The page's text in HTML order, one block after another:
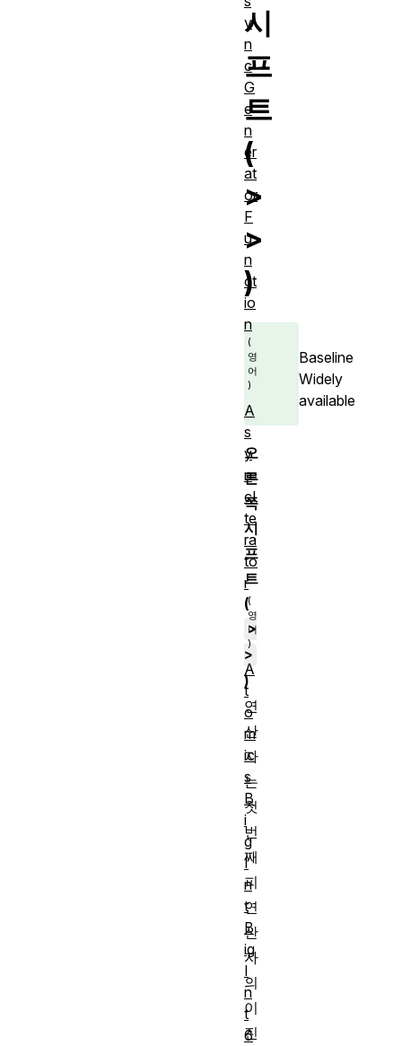
시
프
트
(
>
>
)
Baseline
Widely
available
오
른
쪽
시
프
트
(
>
>
)
연
산
자
는
첫
번
째
피
연
산
자
의
이
진
y
n
c
G
e
n
er
at
or
F
u
n
ct
io
n
A
s
y
n
cI
te
ra
to
r
A
t
o
m
ic
s
B
i
g
I
n
t
B
ig
I
n
t
6